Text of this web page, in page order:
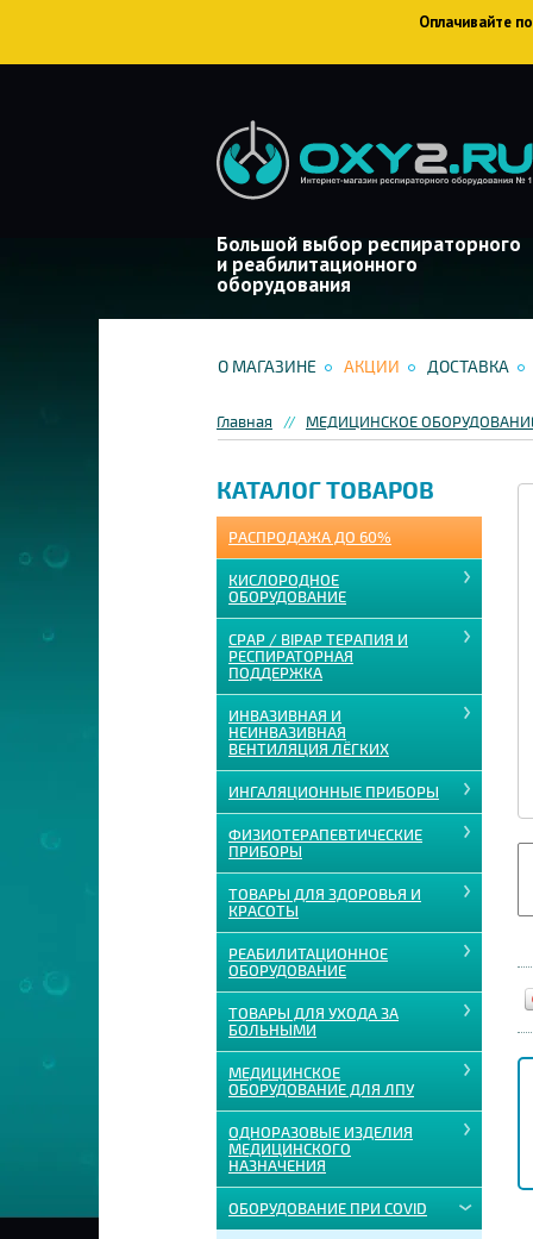
Оплачивайте
Большой выбор респираторного
и реабилитационного
оборудования
О МАГАЗИНЕ АКЦИИ ДОСТАВКА
Главная МЕДИЦИНСКОЕ
КАТАЛОГ ТОВАРОВ
РАСПРОДАЖА ДО 60%
КИСЛОРОДНОЕ
ОБОРУДОВАНИЕ
CPAP / BIPAP ТЕРАПИЯ И
РЕСПИРАТОРНАЯ
ПОДДЕРЖКА
ИНВАЗИВНАЯ И
НЕИНВАЗИВНАЯ
ВЕНТИЛЯЦИЯ ЛЁГКИХ
ИНГАЛЯЦИОННЫЕ ПРИБОРЫ
ФИЗИОТЕРАПЕВТИЧЕСКИЕ
ПРИБОРЫ
ТОВАРЫ ДЛЯ ЗДОРОВЬЯ И
КРАСОТЫ
РЕАБИЛИТАЦИОННОЕ
ОБОРУДОВАНИЕ
ТОВАРЫ ДЛЯ УХОДА ЗА
БОЛЬНЫМИ
МЕДИЦИНСКОЕ
ОБОРУДОВАНИЕ ДЛЯ ЛПУ
ОДНОРАЗОВЫЕ ИЗДЕЛИЯ
МЕДИЦИНСКОГО
НАЗНАЧЕНИЯ
ОБОРУДОВАНИЕ ПРИ COVID